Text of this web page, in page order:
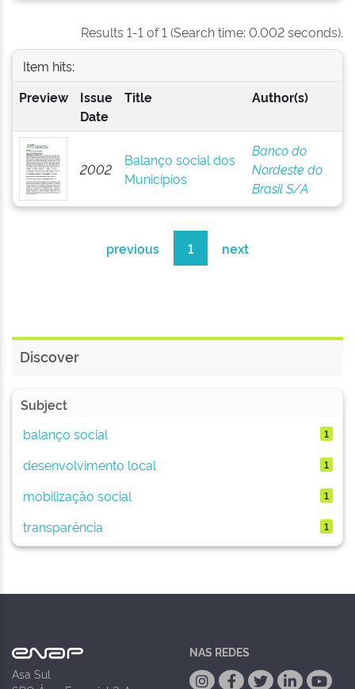
Results 1-1 of 1 (Search time: 0.002 seconds).
Item hits:
Preview
Issue
Date
Title Author(s)
2002
Balanço social dos
Municípios
Banco do
Nordeste do
Brasil S/A
previous 1 next
Discover
Subject
balanço social
1
desenvolvimento local 1
mobilização social 1
transparência 1
Asa Sul
NAS REDES